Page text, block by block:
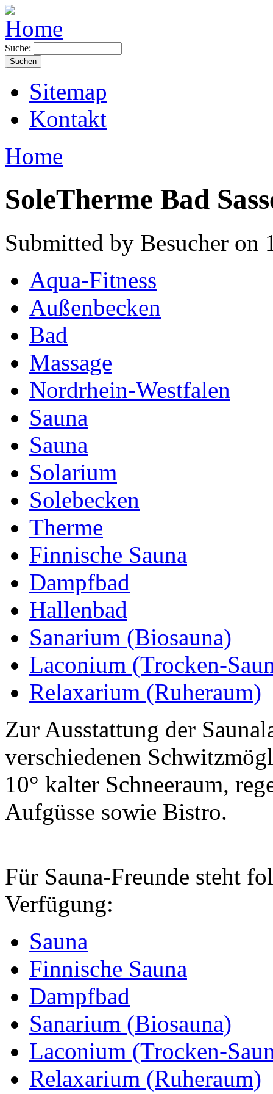
Suche:
Sitemap
Kontakt
Home
SoleTherme Bad
Submitted by Besucher on
Aqua-Fitness
Außenbecken
Bad
Massage
Nordrhein-Westfalen
Sauna
Sauna
Solarium
Solebecken
Therme
Finnische Sauna
Dampfbad
Hallenbad
Sanarium (Biosauna)
Laconium (Trocken-
Relaxarium (Ruheraum)
Zur Ausstattung der
verschiedenen
10° kalter Schneeraum,
Aufgüsse sowie Bistro.
Für Sauna-Freunde steht
Verfügung:
Sauna
Finnische Sauna
Dampfbad
Sanarium (Biosauna)
Laconium (Trocken-
Relaxarium (Ruheraum)